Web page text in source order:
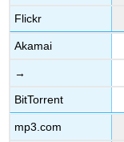
Flickr
Akamai
→
BitTorrent
mp3.com